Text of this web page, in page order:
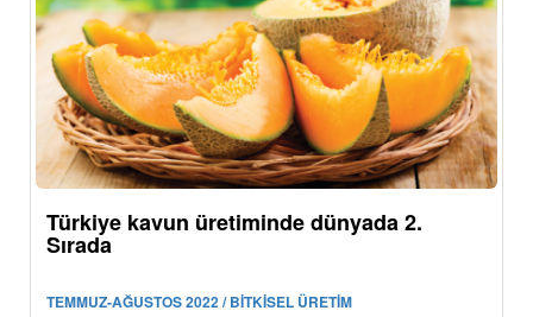
Türkiye kavun üretiminde dünyada 2.
Sırada
TEMMUZ-AĞUSTOS 2022 / BİTKİSEL ÜRETİM